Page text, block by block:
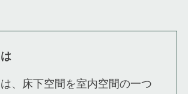
、床下空間を室内空間の一つ